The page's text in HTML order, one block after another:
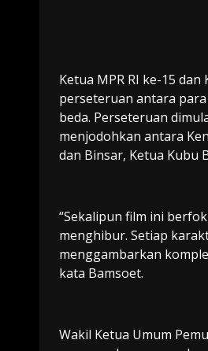
Ketua MPR RI ke-15
perseteruan antara
beda. Perseteruan
menjodohkan antara
dan Binsar, Ketua Kubu
“Sekalipun film ini
menghibur. Setiap
menggambarkan
kata Bamsoet.
Wakil Ketua Umum